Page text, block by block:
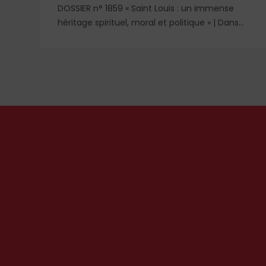
DOSSIER n° 1859 « Saint Louis : un immense
héritage spirituel, moral et politique » | Dans
respectives, se lit l'équilibre singulier d'une